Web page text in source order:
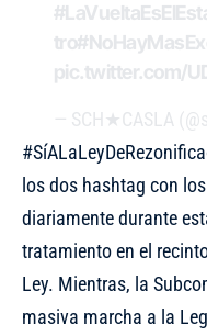
tro
pic.twitter.com/
— SCH★CASLA
los dos hashtag con
diariamente durante
tratamiento en el
Ley. Mientras, la
masiva marcha a la